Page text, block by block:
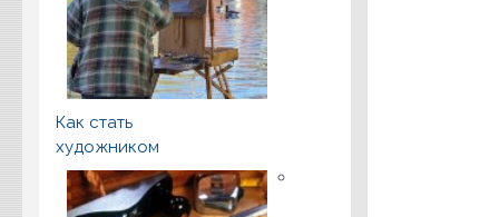
Как стать
художником